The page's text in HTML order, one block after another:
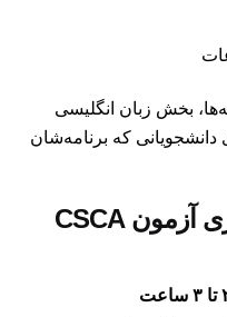
بخش زبان انگلیسی
که برنامه‌شان
مدت زمان و نحوه برگزاری آزمون CSCA